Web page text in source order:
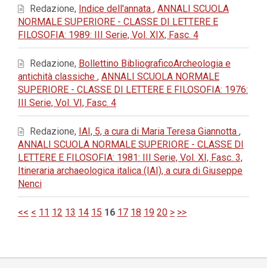
Redazione, Indice dell'annata , ANNALI SCUOLA
NORMALE SUPERIORE - CLASSE DI LETTERE E
FILOSOFIA: 1989: III Serie, Vol. XIX, Fasc. 4
Redazione, Bollettino BibliograficoArcheologia e
antichità classiche , ANNALI SCUOLA NORMALE
SUPERIORE - CLASSE DI LETTERE E FILOSOFIA: 1976:
III Serie, Vol. VI, Fasc. 4
Redazione, IAI, 5, a cura di Maria Teresa Giannotta ,
ANNALI SCUOLA NORMALE SUPERIORE - CLASSE DI
LETTERE E FILOSOFIA: 1981: III Serie, Vol. XI, Fasc. 3,
Itineraria archaeologica italica (IAI), a cura di Giuseppe
Nenci
<< < 11 12 13 14 15 16 17 18 19 20 > >>